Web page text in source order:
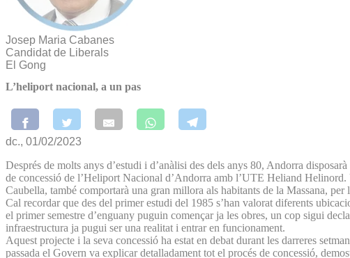
Josep Maria Cabanes
Candidat de Liberals
El Gong
L’heliport nacional, a un pas
dc., 01/02/2023
Després de molts anys d’estudi i d’anàlisi des dels anys 80, Andorra
de concessió de l’Heliport Nacional d’Andorra amb l’UTE Heliand Helinord.
Caubella, també comportarà una gran millora als habitants de la Massana,
Cal recordar que des del primer estudi del 1985 s’han valorat diferents
el primer semestre d’enguany puguin començar ja les obres, un cop sigui
infraestructura ja pugui ser una realitat i entrar en funcionament.
Aquest projecte i la seva concessió ha estat en debat durant les darreres
passada el Govern va explicar detalladament tot el procés de concessió,